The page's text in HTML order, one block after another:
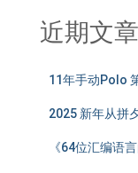
近期文章
11年手动Polo
2025 新年从拼
《64位汇编语